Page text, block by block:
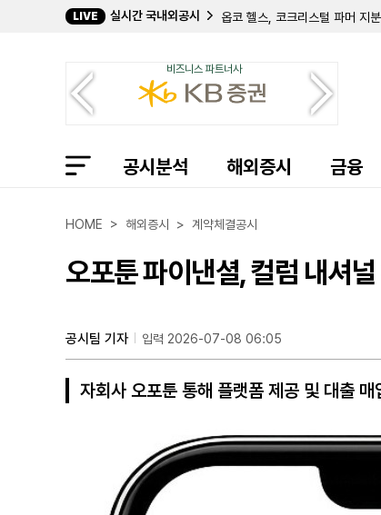
LIVE 실시간 국내외공시
옵코 헬스, 코크리스털 파머
캐로네이드 캐피탈, 칸나에 홀딩
크리에이티브 메디컬 테크놀
바이오스템 테크놀로지스, 357
길데 헬스케어, 숄더 이노베이
에이트코 홀딩스, 2분기 순이익
퍼스트 노던 커뮤니티 뱅코프,
샤프링크, 2분기 순손실 3억
머드릭 캐피탈, 버티컬 에어로스
비즈니스 파트너사
공시분석 해외증시 금융
HOME > 해외증시 > 계약체결공시
오포툰 파이낸셜, 컬럼 내셔
공시팀 기자 입력 2026-07-08 06:05
자회사 오포툰 통해 플랫폼 제공 및 대출